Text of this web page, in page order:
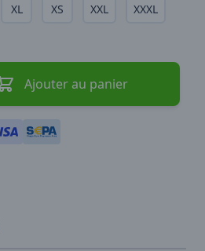
XL XS XXL XXXL
Ajouter au panier